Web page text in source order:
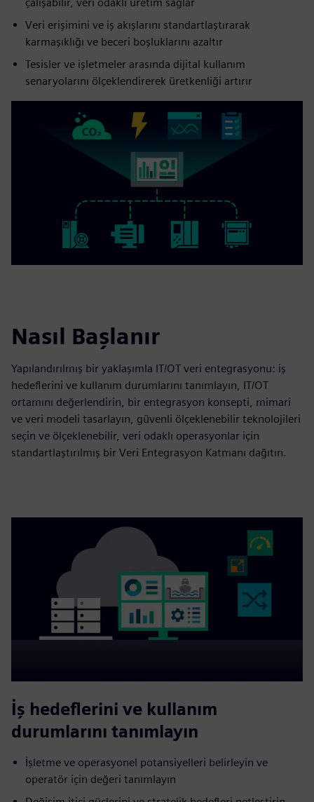
Veri erişimini ve iş akışlarını standartlaştırarak
karmaşıklığı ve beceri boşluklarını azaltır
Tesisler ve işletmeler arasında dijital kullanım
senaryolarını ölçeklendirerek üretkenliği artırır
Nasıl Başlanır
Yapılandırılmış bir yaklaşımla IT/OT veri entegrasyonu: iş
hedeflerini ve kullanım durumlarını tanımlayın, IT/OT
ortamını değerlendirin, bir entegrasyon konsepti, mimari
ve veri modeli tasarlayın, güvenli ölçeklenebilir teknolojileri
seçin ve ölçeklenebilir, veri odaklı operasyonlar için
standartlaştırılmış bir Veri Entegrasyon Katmanı dağıtın.
İş hedeflerini ve kullanım
durumlarını tanımlayın
İşletme ve operasyonel potansiyelleri belirleyin ve
operatör için değeri tanımlayın